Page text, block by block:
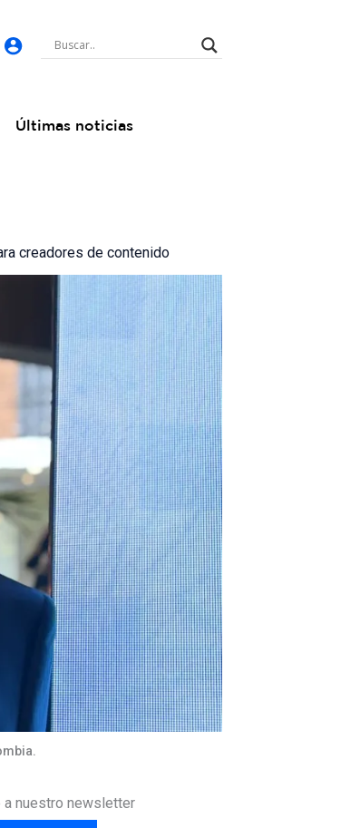
Últimas noticias
creadores de contenido
a nuestro newsletter